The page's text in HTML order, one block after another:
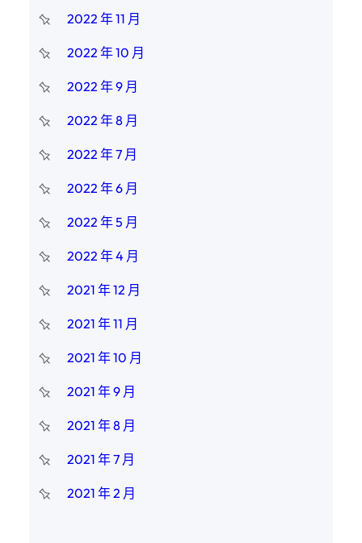
2022 年 11 月
2022 年 10 月
2022 年 9 月
2022 年 8 月
2022 年 7 月
2022 年 6 月
2022 年 5 月
2022 年 4 月
2021 年 12 月
2021 年 11 月
2021 年 10 月
2021 年 9 月
2021 年 8 月
2021 年 7 月
2021 年 2 月